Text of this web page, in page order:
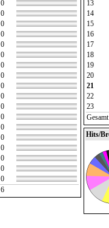
0
0
0
0
0
0
0
0
0
0
0
0
0
0
0
0
0
0
6
13
14
15
16
17
18
19
20
21
22
23
Gesamt
Hits/